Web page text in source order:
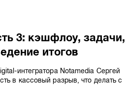
3: кэшфлоу, задачи,
итогов
интегратора Notamedia Сергей
в кассовый разрыв, что делать с